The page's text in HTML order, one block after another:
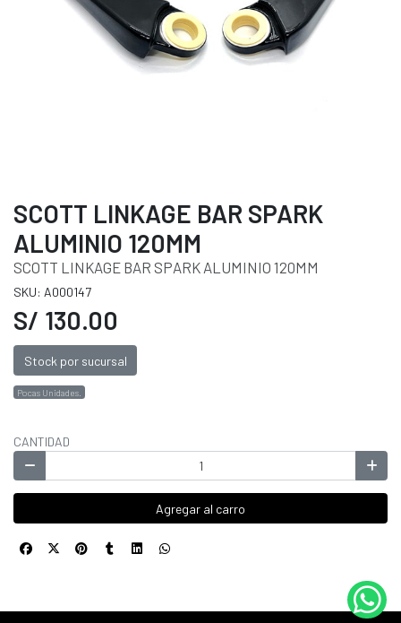
SCOTT LINKAGE BAR SPARK
ALUMINIO 120MM
SCOTT LINKAGE BAR SPARK ALUMINIO 120MM
SKU: A000147
S/ 130.00
Stock por sucursal
Pocas Unidades.
CANTIDAD
Agregar al carro